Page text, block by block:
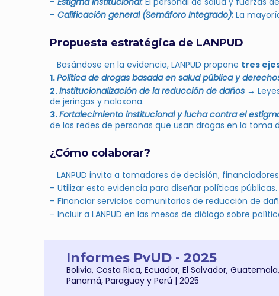
– Calificación general (Semáforo Integrado): La
Propuesta estratégica de LANPUD
Basándose en la evidencia, LANPUD propone tres
1.Política de drogas basada en salud pública y
2.Institucionalización de la reducción de daños →
de jeringas y naloxona.
3.Fortalecimiento institucional y lucha contra el
de las redes de personas que usan drogas en la toma
¿Cómo colaborar?
LANPUD invita a tomadores de decisión,
– Utilizar esta evidencia para diseñar políticas públicas.
– Financiar servicios comunitarios de reducción de
– Incluir a LANPUD en las mesas de diálogo sobre
Informes PvUD - 2025
Bolivia, Costa Rica, Ecuador, El Salvador,
Panamá, Paraguay y Perú | 2025